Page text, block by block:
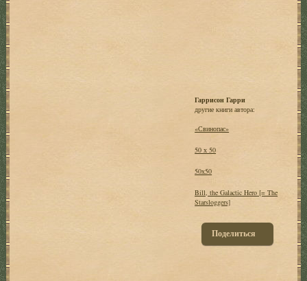
Гаррисон Гарри
другие книги автора:
«Свинопас»
50 х 50
50х50
Bill, the Galactic Hero [= The
Starsloggers]
Поделиться